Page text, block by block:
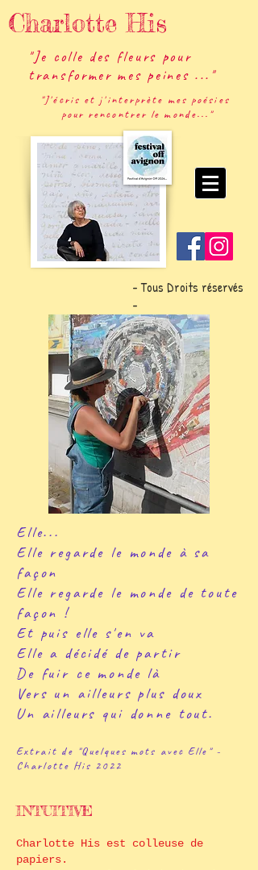
Charlotte His
"Je colle des fleurs pour
transformer mes peines ..."
"J'écris et j'interprète mes poésies
pour rencontrer le monde..."
- Tous Droits réservés
-
Elle...
Elle regarde le monde à sa
façon
Elle regarde le monde de toute
façon !
Et puis elle s'en va
Elle a décidé de partir
De fuir ce monde là
Vers un ailleurs plus doux
Un ailleurs qui donne tout.
Extrait de "Quelques mots avec Elle" -
Charlotte His 2022
INTUITIVE
Charlotte His est colleuse de
papiers.